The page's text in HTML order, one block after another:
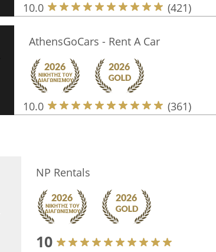
10.0 (421)
AthensGoCars - Rent A Car
10.0 (361)
NP Rentals
10